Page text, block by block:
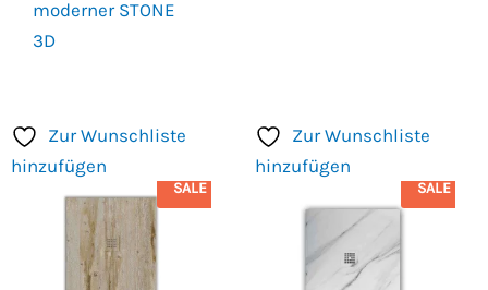
moderner STONE
3D
Zur Wunschliste
hinzufügen
SALE
Zur Wunschliste
hinzufügen
SALE